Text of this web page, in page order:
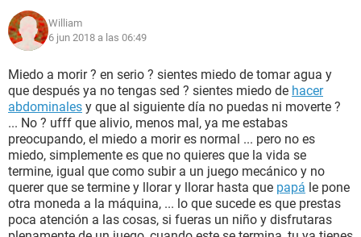
William
6 jun 2018 a las 06:49
Miedo a morir ? en serio ? sientes miedo de tomar agua y
que después ya no tengas sed ? sientes miedo de hacer
abdominales y que al siguiente día no puedas ni moverte ?
... No ? ufff que alivio, menos mal, ya me estabas
preocupando, el miedo a morir es normal ... pero no es
miedo, simplemente es que no quieres que la vida se
termine, igual que como subir a un juego mecánico y no
querer que se termine y llorar y llorar hasta que papá le pone
otra moneda a la máquina, ... lo que sucede es que prestas
poca atención a las cosas, si fueras un niño y disfrutaras